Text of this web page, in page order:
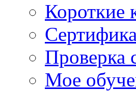
Короткие
Проверка
Мое